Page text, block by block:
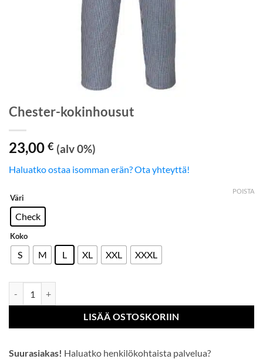
Chester-kokinhousut
23,00 € (alv 0%)
Haluatko ostaa isomman erän? Ota yhteyttä!
Väri
Check
Koko
S M L XL XXL XXXL
POISTA
LISÄÄ OSTOSKORIIN
Suurasiakas! Haluatko henkilökohtaista palvelua?